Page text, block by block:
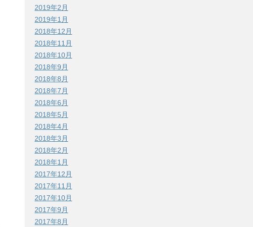
2019年2月
2019年1月
2018年12月
2018年11月
2018年10月
2018年9月
2018年8月
2018年7月
2018年6月
2018年5月
2018年4月
2018年3月
2018年2月
2018年1月
2017年12月
2017年11月
2017年10月
2017年9月
2017年8月